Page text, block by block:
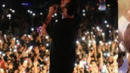
Spor
Tarım